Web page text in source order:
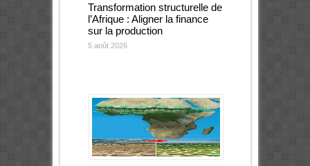
Transformation structurelle de
l’Afrique : Aligner la finance
sur la production
5 août 2026